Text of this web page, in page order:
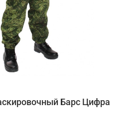
Барс Цифра